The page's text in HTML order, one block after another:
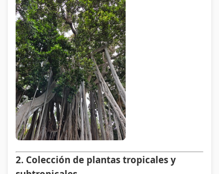
2. Colección de plantas tropicales y